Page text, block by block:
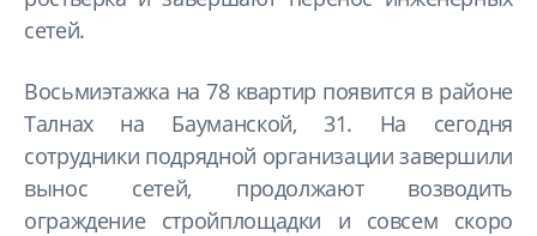
сетей.
Восьмиэтажка на 78 квартир появится в районе
Талнах на Бауманской, 31. На сегодня
сотрудники подрядной организации завершили
вынос сетей, продолжают возводить
ограждение стройплощадки и совсем скоро